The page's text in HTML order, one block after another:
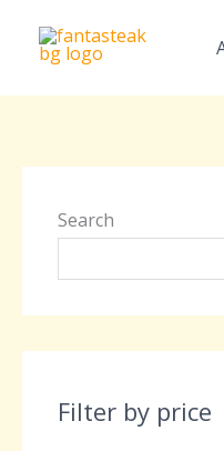
content
Search
Filter by price